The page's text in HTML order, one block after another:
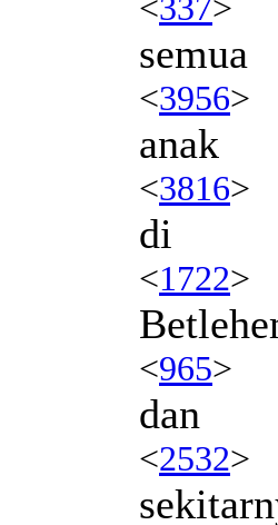
semua
<3956>
anak
<3816>
di
<1722>
<965>
dan
<2532>